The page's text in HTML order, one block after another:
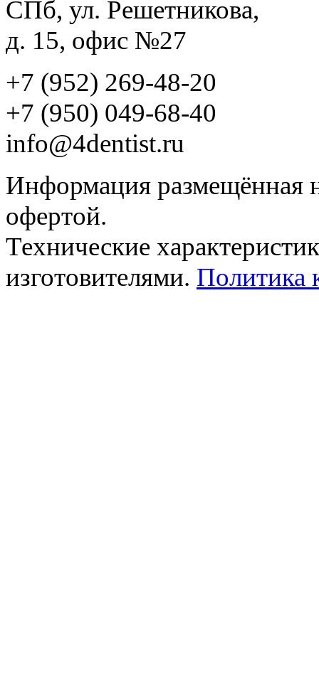
СПб, ул. Решетникова,
д. 15, офис №27
+7 (952) 269-48-20
‪+7 (950) 049-68-40
info@4dentist.ru
Информация размещённая
офертой.
Технические
изготовителями. Политика